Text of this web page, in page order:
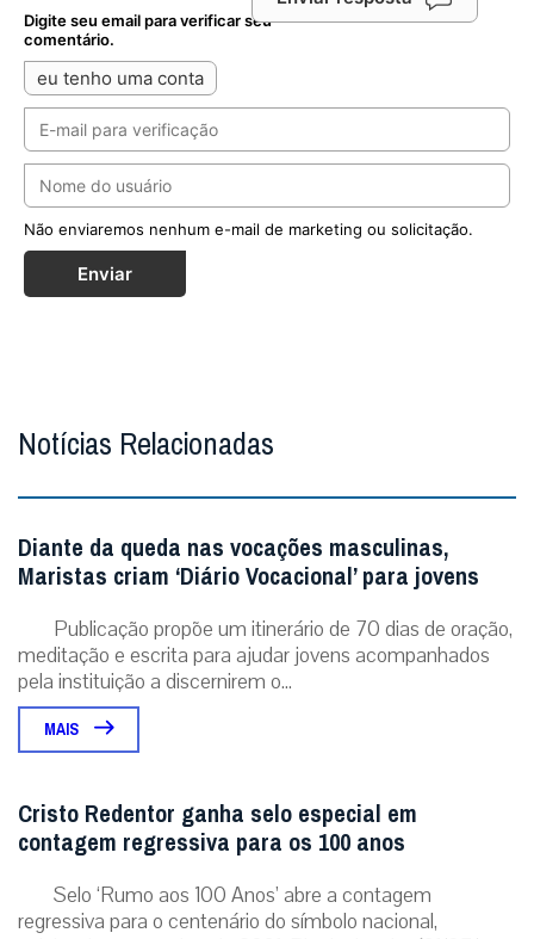
Digite seu email para verificar seu
comentário.
eu tenho uma conta
Não enviaremos nenhum e-mail de marketing ou solicitação.
Enviar
Notícias Relacionadas
Diante da queda nas vocações masculinas,
Maristas criam ‘Diário Vocacional’ para jovens
Publicação propõe um itinerário de 70 dias de oração,
meditação e escrita para ajudar jovens acompanhados
pela instituição a discernirem o...
MAIS
Cristo Redentor ganha selo especial em
contagem regressiva para os 100 anos
Selo ‘Rumo aos 100 Anos’ abre a contagem
regressiva para o centenário do símbolo nacional,